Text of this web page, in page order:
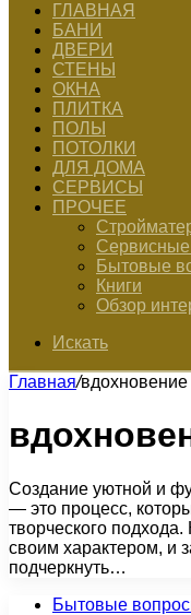
ГЛАВНАЯ
БАНИ
ДВЕРИ
СТЕНЫ
ОКНА
ПЛИТКА
ПОЛЫ
ПОТОЛКИ
ДЛЯ ДОМА
СЕРВИСЫ
ПРОЧЕЕ
Бытовые
Книги
Обзор
Искать
Главная/вдохновение
Создание уютной и
— это процесс,
творческого
своим характером, и
подчеркнуть…
Бытовые